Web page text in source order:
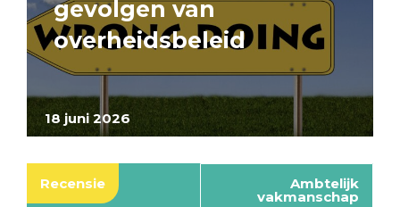
18 juni 2026
gevolgen van
overheidsbeleid
Recensie Ambtelijk
vakmanschap